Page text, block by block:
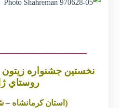
نخستين جشنواره
روستاي
(استان كرمانشاه –